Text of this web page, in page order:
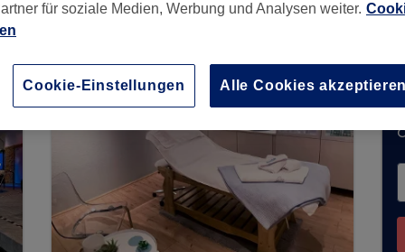
Buchungen über Treatwell entgegen. Nutzen
Nähe zu finden.
für soziale Medien, Werbung und Analysen weiter.
Cookie-Einstellungen Alle Cookies